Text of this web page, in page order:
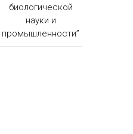
биологической
науки и
промышленности”